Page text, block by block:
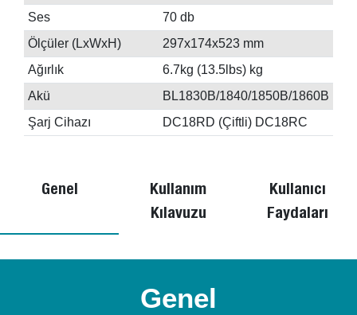
Ses
70 db
Ölçüler (LxWxH)
297x174x523 mm
Ağırlık
6.7kg (13.5lbs) kg
Akü
BL1830B/1840/1850B/1860B
Şarj Cihazı
DC18RD (Çiftli) DC18RC
Genel
Kullanım
Kılavuzu
Kullanıcı
Faydaları
Genel